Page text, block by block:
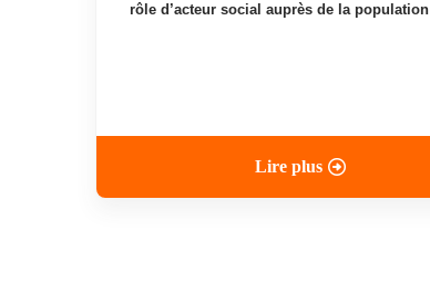
rôle d’acteur social auprès de la population
Lire plus